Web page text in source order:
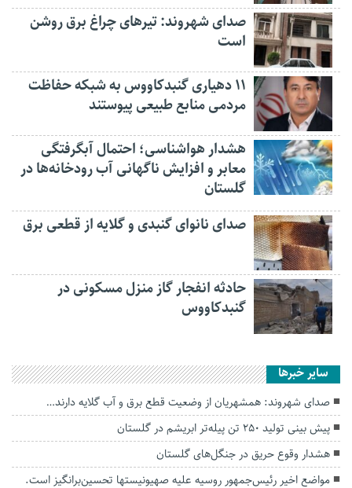
صدای شهروند: تیرهای چراغ برق روشن
است
۱۱ دهیاری گنبدکاووس به شبکه حفاظت
مردمی منابع طبیعی پیوستند
هشدار هواشناسی؛ احتمال آبگرفتگی
معابر و افزایش ناگهانی آب رودخانه‌ها در
گلستان
صدای نانوای گنبدی و گلایه از قطعی برق
حادثه انفجار گاز منزل مسکونی در
گنبدکاووس
سایر خبرها
صدای شهروند: همشهریان از وضعیت قطع برق و آب گلایه دارند…
پیش بینی تولید ۲۵۰ تن پیله‌تر ابریشم در گلستان
هشدار وقوع حریق در جنگل‌های گلستان
مواضع اخیر رئیس‌جمهور روسیه علیه صهیونیستها تحسین‌برانگیز است.